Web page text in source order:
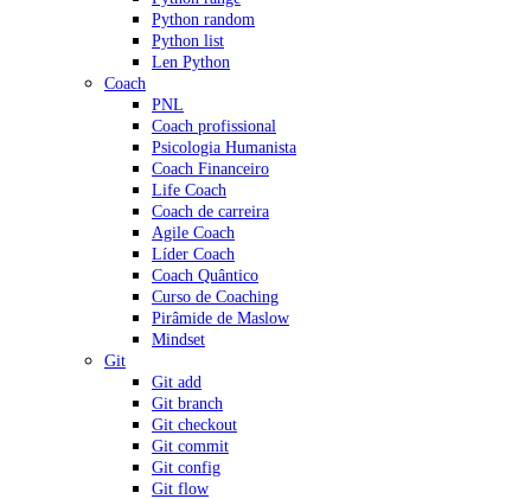
Python random
Python list
Len Python
Coach
PNL
Coach profissional
Psicologia Humanista
Coach Financeiro
Life Coach
Coach de carreira
Agile Coach
Líder Coach
Coach Quântico
Curso de Coaching
Pirâmide de Maslow
Mindset
Git
Git add
Git branch
Git checkout
Git commit
Git config
Git flow